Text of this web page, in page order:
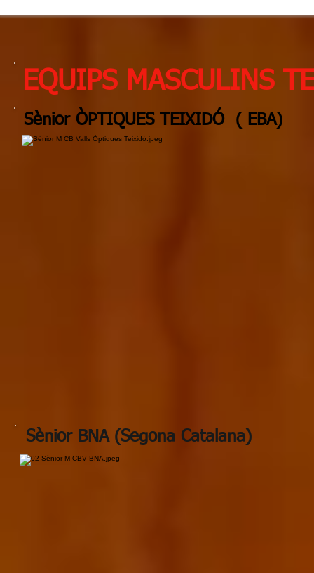
EQUIPS MASCULINS
Sènior ÒPTIQUES TEIXIDÓ ( EBA)
Sènior BNA (Segona Catalana)